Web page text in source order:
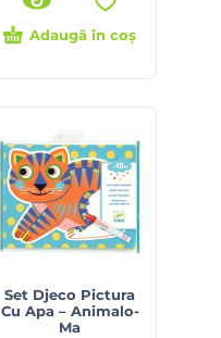
Adaugă în coș
Set Djeco Pictura
Cu Apa – Animalo-
Ma